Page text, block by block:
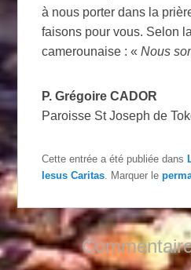
à nous porter dans la
faisons pour vous. Selon
camerounaise : «Nous
P. Grégoire CADOR
Paroisse St Joseph de
Cette entrée a été publiée dans
Iesus Caritas . Marquer le